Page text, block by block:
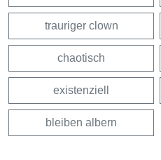
trauriger clown
chaotisch
existenziell
bleiben albern